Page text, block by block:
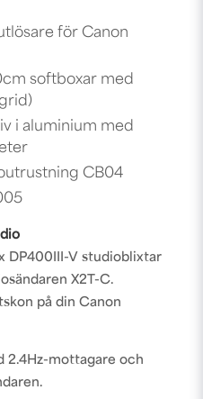
för Canon
softboxar med
i aluminium med
CB04
DP400III-V studioblixtar
X2T-C.
på din Canon
2.4Hz-mottagare och